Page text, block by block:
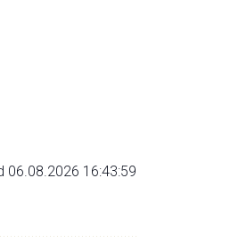
06.08.2026 16:43:59